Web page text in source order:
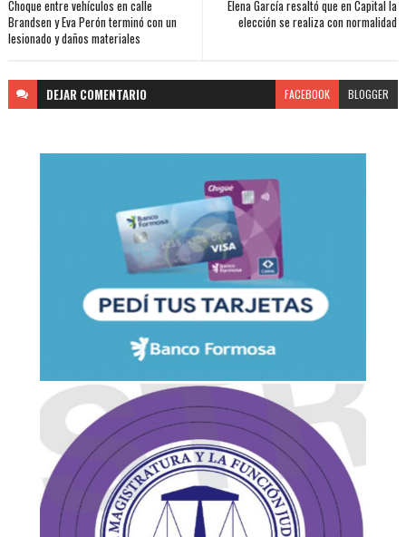
Elena García resaltó que en Capital la
elección se realiza con normalidad
Choque entre vehículos en calle
Brandsen y Eva Perón terminó con un
lesionado y daños materiales
DEJAR COMENTARIO FACEBOOK BLOGGER